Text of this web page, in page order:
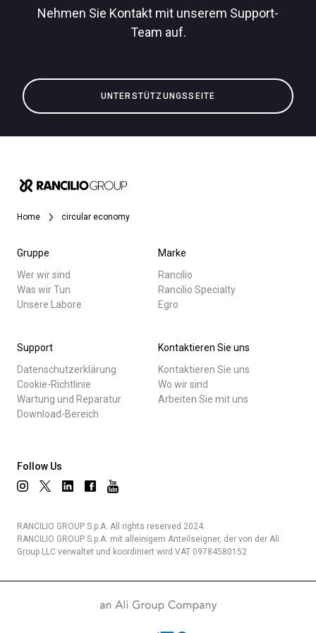
Nehmen Sie Kontakt mit unserem Support-
Team auf.
UNTERSTÜTZUNGSSEITE
Home circular economy
Gruppe
Wer wir sind
Was wir Tun
Unsere Labore
Marke
Rancilio
Rancilio Specialty
Egro
Support
Datenschutzerklärung
Cookie-Richtlinie
Wartung und Reparatur
Download-Bereich
Kontaktieren Sie uns
Kontaktieren Sie uns
Wo wir sind
Arbeiten Sie mit uns
Follow Us
RANCILIO GROUP S.p.A. All rights reserved 2024.
RANCILIO GROUP S.p.A. mit alleinigem Anteilseigner, der von der Ali
Group LLC verwaltet und koordiniert wird VAT 09784580152
Nachrichten